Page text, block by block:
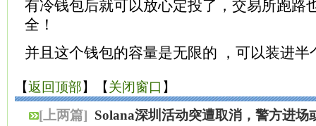
有冷钱包后就可以放心定投了，交易所跑路
全！
并且这个钱包的容量是无限的 ，可以装进半
【返回顶部】【关闭窗口 】
[上两篇] Solana深圳活动突遭取消，警方进场